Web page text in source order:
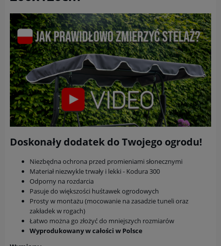
Doskonały dodatek do Twojego ogrodu!
Niezbędna ochrona przed promieniami słonecznymi
Materiał niezwykle trwały i lekki - Kodura 300
Odporny na rozdarcia
Pasuje do większości huśtawek ogrodowych
Prosty w montażu (mocowanie na zasadzie tuneli oraz
zakładek w rogach)
Łatwo można go złożyć do mniejszych rozmiarów
Wyprodukowany w całości w Polsce